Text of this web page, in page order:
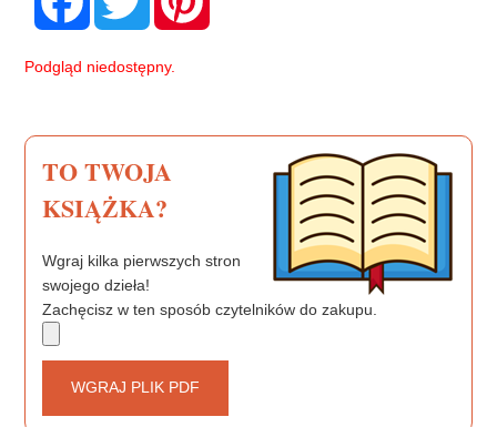
o
e
Podgląd niedostępny.
TO TWOJA
KSIĄŻKA?
Wgraj kilka pierwszych stron
swojego dzieła!
Zachęcisz w ten sposób czytelników do zakupu.
WGRAJ PLIK PDF